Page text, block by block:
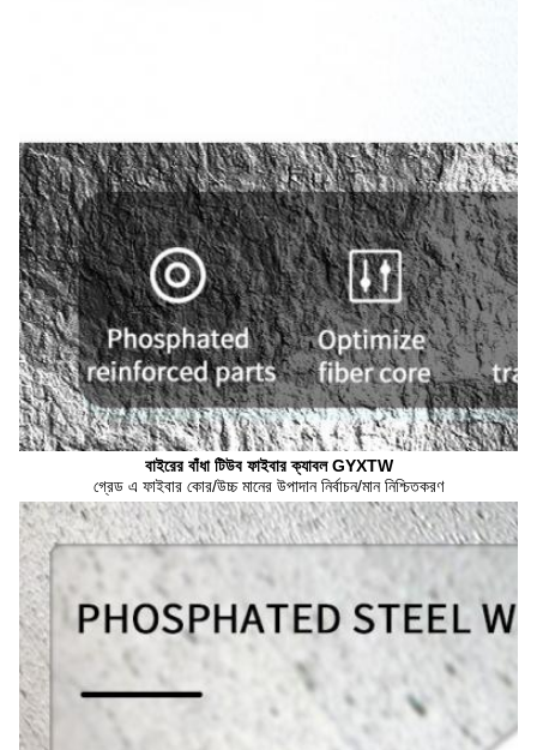
বাইরের বাঁধা টিউব ফাইবার ক্যাবল GYXTW
গ্রেড এ ফাইবার কোর/উচ্চ মানের উপাদান নির্বাচন/মান নিশ্চিতকরণ